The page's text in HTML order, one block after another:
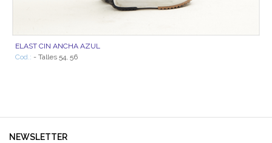
ELAST CIN ANCHA AZUL
Cod.: - Talles 54, 56
NEWSLETTER